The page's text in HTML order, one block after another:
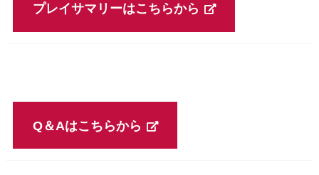
プレイサマリーはこちらから
Q＆Aはこちらから